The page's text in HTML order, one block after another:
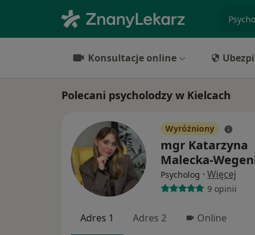
Konsultacje online
Polecani psycholodzy w Kielcach
Wyróżniony
mgr Katarzyna
Malecka-
Psycholog · Więcej
9 opinii
Adres 1 Adres 2 Online